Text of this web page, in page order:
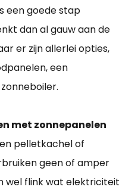
een goede stap
dan al gauw aan de
er zijn allerlei opties,
een
met zonnepanelen
pelletkachel of
geen of amper
wel flink wat elektriciteit